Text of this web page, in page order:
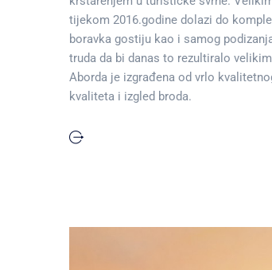
tijekom 2016.godine dolazi do
boravka gostiju kao i samog
truda da bi danas to rezultiralo
Aborda je izgrađena od vrlo
kvaliteta i izgled broda.